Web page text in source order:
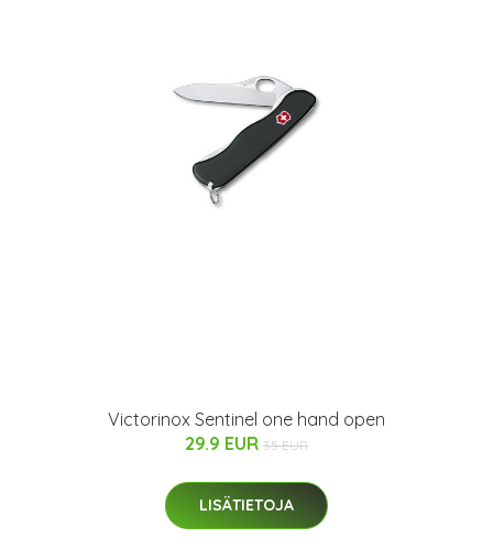
Victorinox Sentinel one hand open
29.9 EUR 35 EUR
LISÄTIETOJA